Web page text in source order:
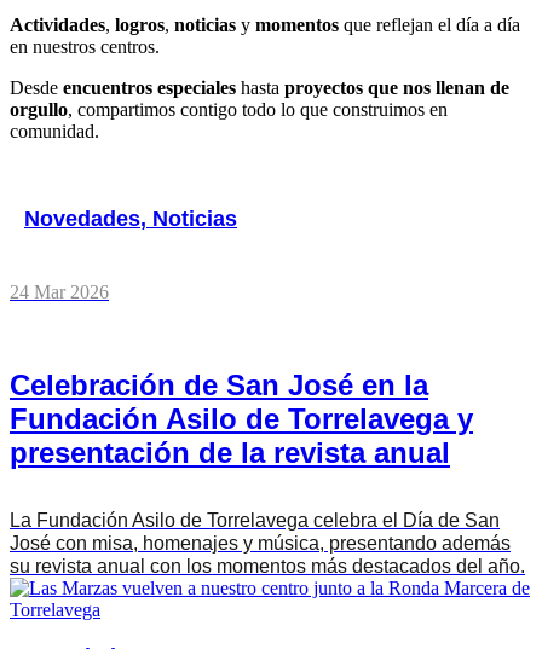
Actividades, logros, noticias y momentos que reflejan el día a día
en nuestros centros.
Desde encuentros especiales hasta proyectos que nos llenan de
orgullo, compartimos contigo todo lo que construimos en
comunidad.
Novedades, Noticias
24 Mar 2026
Celebración de San José en la
Fundación Asilo de Torrelavega y
presentación de la revista anual
La Fundación Asilo de Torrelavega celebra el Día de San
José con misa, homenajes y música, presentando además
su revista anual con los momentos más destacados del año.